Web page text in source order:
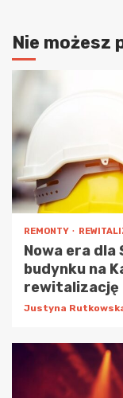
Nie możesz
REMONTY
Nowa era
budynku na
rewitalizację
Justyna